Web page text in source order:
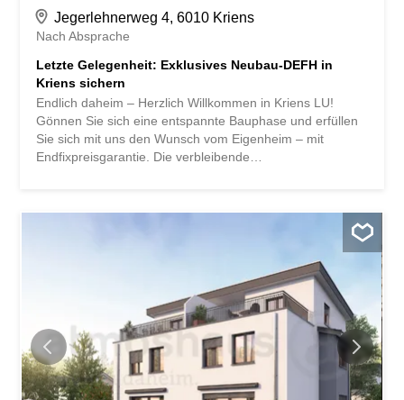
Jegerlehnerweg 4, 6010 Kriens
Nach Absprache
Letzte Gelegenheit: Exklusives Neubau-DEFH in
Kriens sichern
Endlich daheim – Herzlich Willkommen in Kriens LU!
Gönnen Sie sich eine entspannte Bauphase und erfüllen
Sie sich mit uns den Wunsch vom Eigenheim – mit
Endfixpreisgarantie. Die verbleibende
Räumlichkeiten, ein individuell anpassbarer Grundriss
persönlichen Bedürfnisse. Der grosszügige Wohn- und
Essbereich lädt zu individuellen Einrichtungsideen ein,
während die grossflächigen, modernen Fenster im
ganzen Haus für optimalen Lichteinfall und ein offenes
Wohngefühl sorgen. Die freistehende
Doppeleinfamilienhälfte in Kriens bietet besonders viele
Vorteile: Neubauprojekt in Massivbauweise zum
optimalen Preis-/ Leistungsverhältnis Helle,